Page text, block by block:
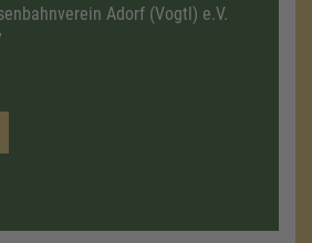
Adorf (Vogtl) e.V.